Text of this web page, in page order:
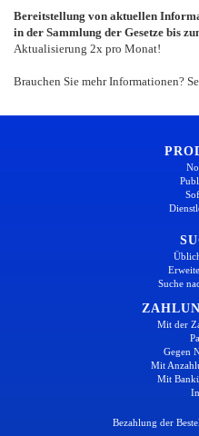
Bereitstellung von aktuellen
in der Sammlung der Gesetze bis
Aktualisierung 2x pro Monat!
Brauchen Sie mehr Informationen?
Suche
Mit der
Gegen
Mit
Mit
Bezahlung der